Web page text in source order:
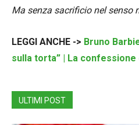
Ma senza sacrificio nel senso
LEGGI ANCHE -> Bruno
sulla torta” | La
ULTIMI POST